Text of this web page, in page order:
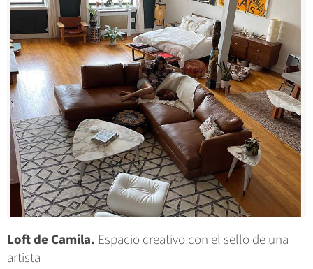
Loft de Camila. Espacio creativo con el sello de una
artista